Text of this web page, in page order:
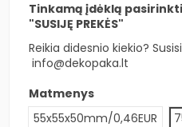
Tinkamą įdėklą
"SUSIJĘ PREKĖS"
Reikia didesnio kiekio?
info@dekopaka.lt
Matmenys
55x55x50mm/0,46EUR